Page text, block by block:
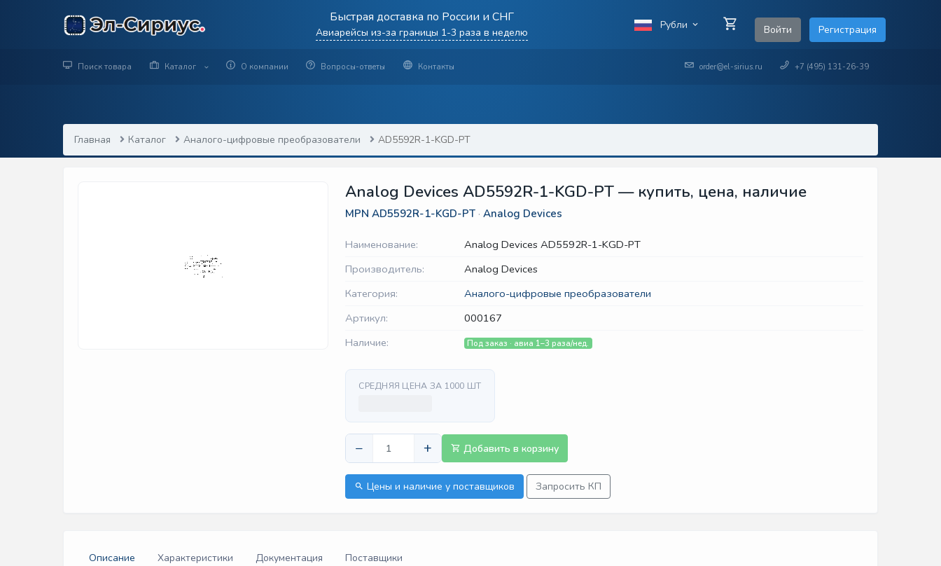
Быстрая доставка по России и СНГ
Авиарейсы из-за границы 1-3 раза в неделю
Рубли Войти Регистрация
Поиск товара Каталог О компании Вопросы-ответы Контакты order@el-sirius.ru +7 (495) 131-26-39
Главная Каталог Аналого-цифровые преобразователи AD5592R-1-KGD-PT
Analog Devices AD5592R-1-KGD-PT — купить, цена, наличие
MPN AD5592R-1-KGD-PT · Analog Devices
Наименование:
Analog Devices AD5592R-1-KGD-PT
Производитель:
Analog Devices
Категория:
Аналого-цифровые преобразователи
Артикул:
000167
Наличие:
Под заказ · авиа 1–3 раза/нед.
СРЕДНЯЯ ЦЕНА ЗА 1000 ШТ
− + Добавить в корзину
Цены и наличие у поставщиков Запросить КП
Описание Характеристики Документация Поставщики